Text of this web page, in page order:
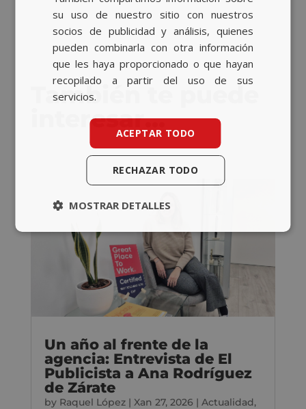
También te puede
interesar…
Un año al frente de la
agencia: Entrevista de El
Publicista a Ana Rodríguez
de Zárate
by Raquel López| Xan 27, 2026 | Actualidad,
su uso de nuestro sitio con nuestros
socios de publicidad y análisis, quienes
pueden combinarla con otra información
que les haya proporcionado o que hayan
recopilado a partir del uso de sus
servicios.
ACEPTAR TODO
RECHAZAR TODO
MOSTRAR DETALLES